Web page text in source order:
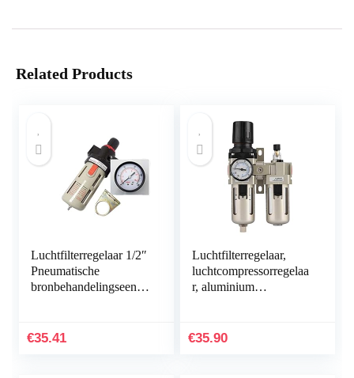
Related Products
Luchtfilterregelaar 1/2″
Pneumatische
bronbehandelingseenhe
Water/olieafscheider
€35.41
Luchtfilterregelaar,
luchtcompressorregelaa
r, aluminium
te reinigen en kan het
€35.90